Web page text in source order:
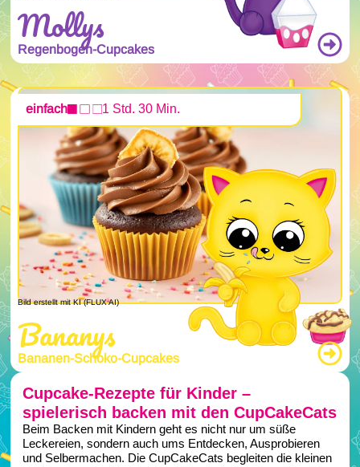
Mollys
Regenbogen-Cupcakes
einfach 1 Std. 30 Min.
Bild erstellt mit KI (FLUX AI)
Bananys
Bananen-Schoko-Cupcakes
Cupcake-Rezepte für Kinder –
spielerisch backen mit den CupCakeCats
Beim Backen mit Kindern geht es nicht nur um süße
Leckereien, sondern auch ums Entdecken, Ausprobieren
und Selbermachen. Die CupCakeCats begleiten die kleinen